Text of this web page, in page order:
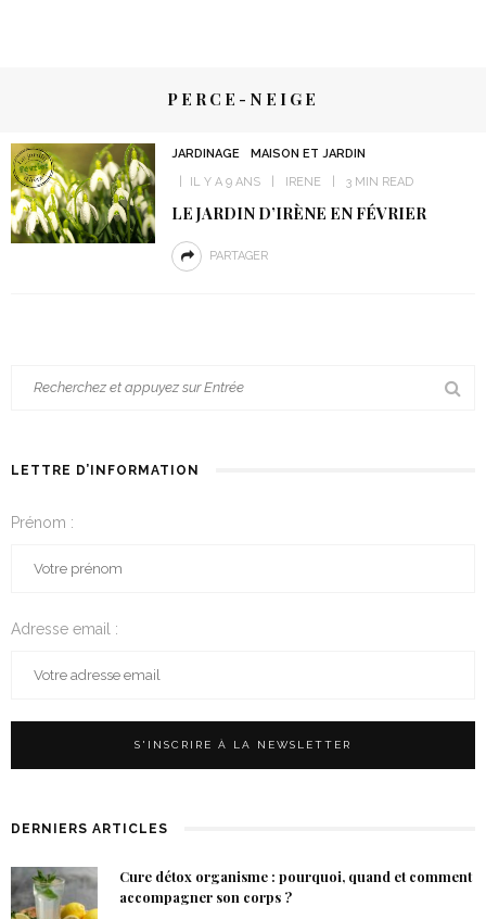
PERCE-NEIGE
JARDINAGE
MAISON ET JARDIN
IL Y A 9 ANS
IRENE 3 MIN READ
LE JARDIN D’IRÈNE EN FÉVRIER
PARTAGER
LETTRE D’INFORMATION
Prénom :
Adresse email :
DERNIERS ARTICLES
Cure détox organisme : pourquoi, quand et comment
accompagner son corps ?